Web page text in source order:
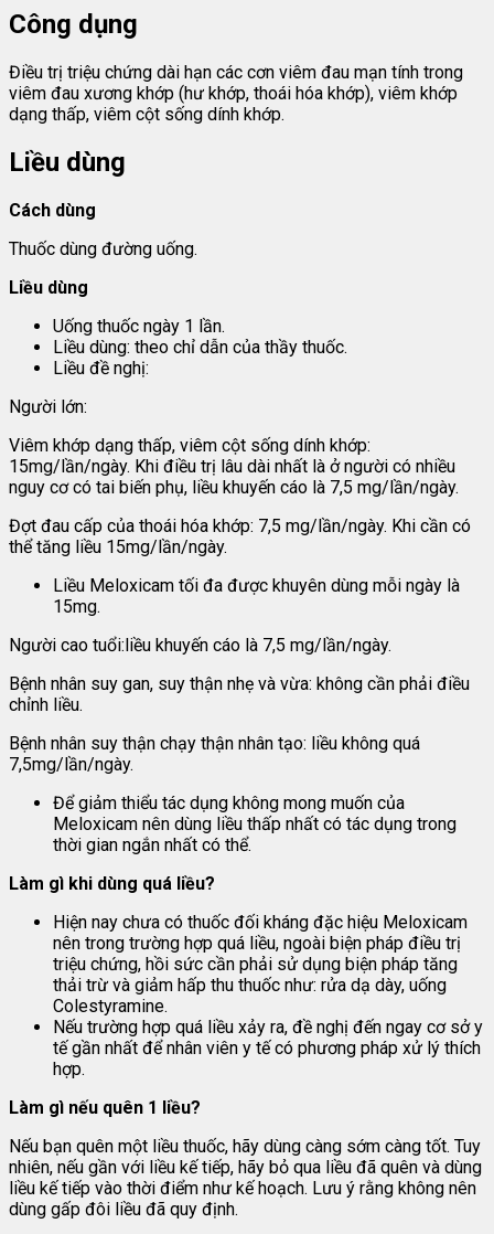
Công dụng
Điều trị triệu chứng dài hạn các cơn viêm đau mạn tính trong
viêm đau xương khớp (hư khớp, thoái hóa khớp), viêm khớp
dạng thấp, viêm cột sống dính khớp.
Liều dùng
Cách dùng
Thuốc dùng đường uống.
Liều dùng
Uống thuốc ngày 1 lần.
Liều dùng: theo chỉ dẫn của thầy thuốc.
Liều đề nghị:
Người lớn:
Viêm khớp dạng thấp, viêm cột sống dính khớp:
15mg/lần/ngày. Khi điều trị lâu dài nhất là ở người có nhiều
nguy cơ có tai biến phụ, liều khuyến cáo là 7,5 mg/lần/ngày.
Đợt đau cấp của thoái hóa khớp: 7,5 mg/lần/ngày. Khi cần có
thể tăng liều 15mg/lần/ngày.
Liều Meloxicam tối đa được khuyên dùng mỗi ngày là
15mg.
Người cao tuổi:liều khuyến cáo là 7,5 mg/lần/ngày.
Bệnh nhân suy gan, suy thận nhẹ và vừa: không cần phải điều
chỉnh liều.
Bệnh nhân suy thận chạy thận nhân tạo: liều không quá
7,5mg/lần/ngày.
Để giảm thiểu tác dụng không mong muốn của
Meloxicam nên dùng liều thấp nhất có tác dụng trong
thời gian ngắn nhất có thể.
Làm gì khi dùng quá liều?
Hiện nay chưa có thuốc đối kháng đặc hiệu Meloxicam
nên trong trường hợp quá liều, ngoài biện pháp điều trị
triệu chứng, hồi sức cần phải sử dụng biện pháp tăng
thải trừ và giảm hấp thu thuốc như: rửa dạ dày, uống
Colestyramine.
Nếu trường hợp quá liều xảy ra, đề nghị đến ngay cơ sở y
tế gần nhất để nhân viên y tế có phương pháp xử lý thích
hợp.
Làm gì nếu quên 1 liều?
Nếu bạn quên một liều thuốc, hãy dùng càng sớm càng tốt. Tuy
nhiên, nếu gần với liều kế tiếp, hãy bỏ qua liều đã quên và dùng
liều kế tiếp vào thời điểm như kế hoạch. Lưu ý rằng không nên
dùng gấp đôi liều đã quy định.